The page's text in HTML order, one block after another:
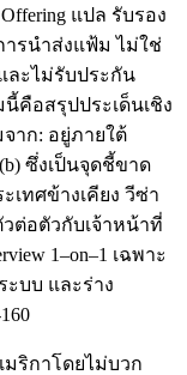
แปล รับรอง
ารนำส่งแฟ้ม ไม่ใช่
ละไม่รับประกัน
คือสรุปประเด็นเชิง
าก: อยู่ภายใต้
ซึ่งเป็นจุดชี้ขาด
เทศข้างเคียง วีซ่า
วต่อตัวกับเจ้าหน้าที่
1–on–1 เฉพาะ
ะบบ และร่าง
มริกาโดยไม่บวก